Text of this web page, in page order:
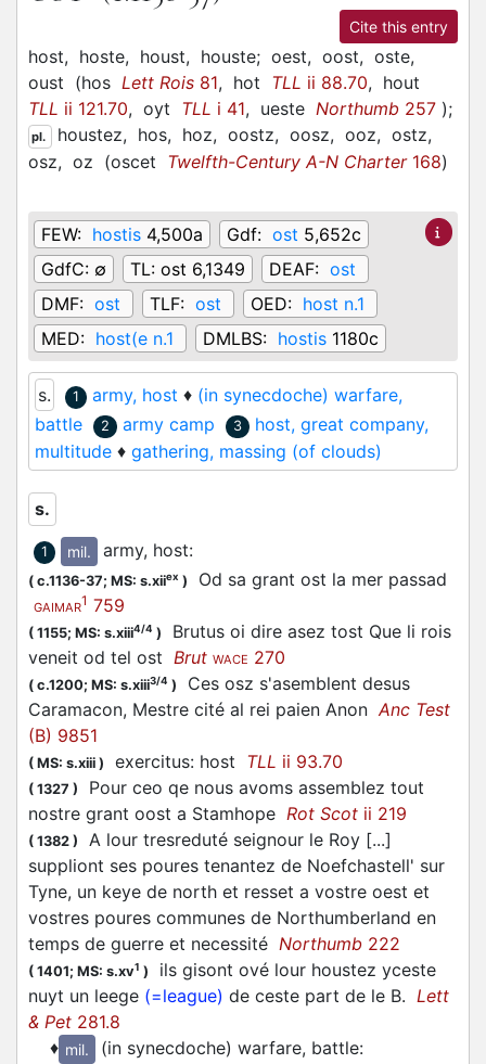
Cite this entry
host, hoste, houst, houste; oest, oost, oste,
oust (hos Lett Rois 81, hot TLL ii 88.70, hout
TLL ii 121.70, oyt TLL i 41, ueste Northumb 257 );
pl. houstez, hos, hoz, oostz, oosz, ooz, ostz,
osz, oz (oscet Twelfth-Century A-N Charter168)
FEW: hostis 4,500a Gdf: ost 5,652c
GdfC: ∅ TL: ost 6,1349 DEAF: ost
DMF: ost TLF: ost OED: host n.1
MED: host(e n.1 DMLBS: hostis 1180c
s. 1 army, host ♦ (in synecdoche) warfare,
battle
2 army camp 3
host, great company,
multitude ♦ gathering, massing (of clouds)
s.
1 mil. army, host:
( c.1136-37; MS: s.xiiex ) Od sa grant ost la mer passad
GAIMAR1 759
( 1155; MS: s.xiii4/4 )
Brutus oi dire asez tost Que li rois
veneit od tel ost Brut WACE 270
( c.1200; MS: s.xiii3/4 )
Ces osz s'asemblent desus
Caramacon, Mestre cité al rei paien AnonAnc Test
(B) 9851
( MS: s.xiii ) exercitus: host TLL ii 93.70
( 1327 )
Pour ceo qe nous avoms assemblez tout
nostre grant oost a Stamhope Rot Scot ii 219
( 1382 )
A lour tresreduté seignour le Roy [...]
suppliont ses poures tenantez de Noefchastell' sur
Tyne, un keye de north et resset a vostre oest et
vostres poures communes de Northumberland en
temps de guerre et necessité Northumb 222
( 1401; MS: s.xv1 )
ils gisont ové lour houstez yceste
nuyt un leege (=league) de ceste part de le B. Lett
& Pet 281.8
♦ mil. (in synecdoche) warfare, battle: